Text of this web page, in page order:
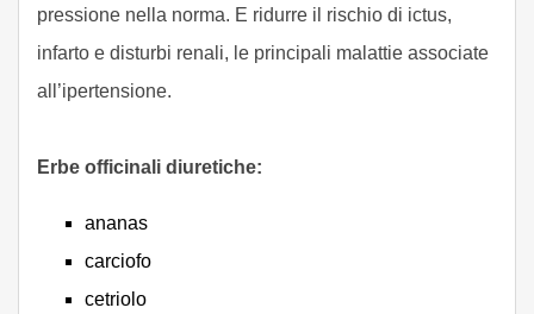
pressione nella norma. E ridurre il rischio di ictus,
infarto e disturbi renali, le principali malattie associate
all’ipertensione.
Erbe officinali diuretiche:
ananas
carciofo
cetriolo